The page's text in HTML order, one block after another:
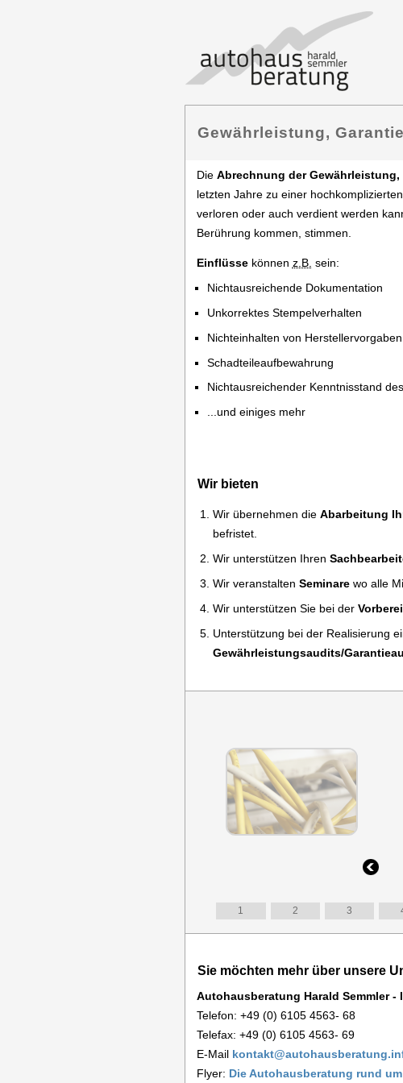
Gewährleistung,
Die Abrechnung der
letzten Jahre zu einer
verloren oder auch verdient werden
Berührung kommen, stimmen.
Einflüssekönnen z.B. sein:
Nichtausreichende Dokumentation
Unkorrektes Stempelverhalten
Nichteinhalten von Herstellervorgaben
Schadteileaufbewahrung
Nichtausreichender Kenntnisstand
...und einiges mehr
Wir bieten
Wir übernehmen die Abarbeitung
befristet.
Wir unterstützen Ihren
Wir veranstalten Seminarewo alle
Wir unterstützen Sie bei der
Unterstützung bei der Realisierung
Gewährleistungsaudits/
1 2 3
Sie möchten mehr über unsere
Autohausberatung Harald Semmler -
Telefon: +49 (0) 6105 4563- 68
Telefax: +49 (0) 6105 4563- 69
E-Mail
Flyer: Die Autohausberatung rund